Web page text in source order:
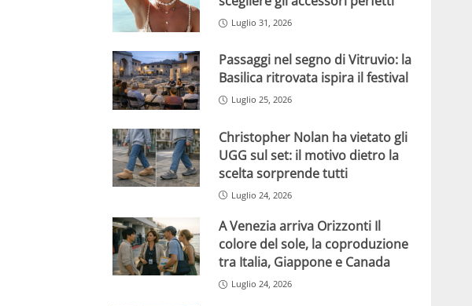
Luglio 31, 2026
Passaggi nel segno di Vitruvio: la
Basilica ritrovata ispira il festival
Luglio 25, 2026
Christopher Nolan ha vietato gli
UGG sul set: il motivo dietro la
scelta sorprende tutti
Luglio 24, 2026
A Venezia arriva Orizzonti Il
colore del sole, la coproduzione
tra Italia, Giappone e Canada
Luglio 24, 2026